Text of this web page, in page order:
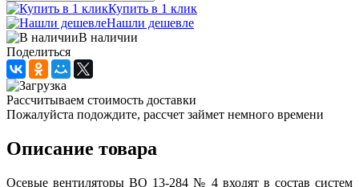
Купить в 1 клик
Нашли дешевле
В наличии
Поделиться
Рассчитываем стоимость доставки
Пожалуйста подождите, рассчет займет немного времени
Описание товара
Осевые вентиляторы ВО 13-284 № 4 входят в состав систем